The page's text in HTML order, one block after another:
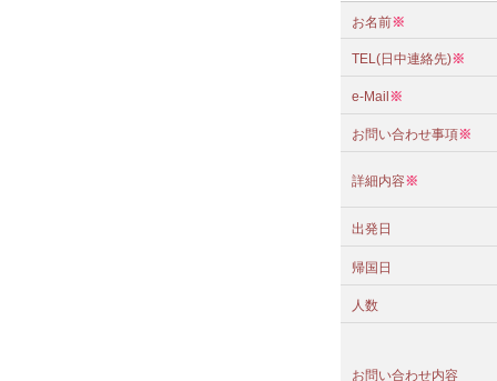
お名前※
TEL(日中連絡先)※
e-Mail ※
お問い合わせ事項※
詳細内容※
出発日
帰国日
人数
お問い合わせ内容